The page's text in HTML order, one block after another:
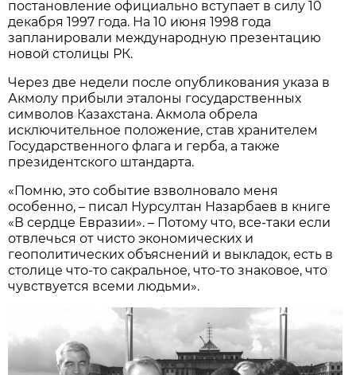
постановление официально вступает в силу 10
декабря 1997 года. На 10 июня 1998 года
запланировали международную презентацию
новой столицы РК.
Через две недели после опубликования указа в
Акмолу прибыли эталоны государственных
символов Казахстана. Акмола обрела
исключительное положение, став хранителем
Государственного флага и герба, а также
президентского штандарта.
«Помню, это событие взволновало меня
особенно, – писал Нурсултан Назарбаев в книге
«В сердце Евразии». – Потому что, все-таки если
отвлечься от чисто экономических и
геополитических объяснений и выкладок, есть в
столице что-то сакральное, что-то знаковое, что
чувствуется всеми людьми».